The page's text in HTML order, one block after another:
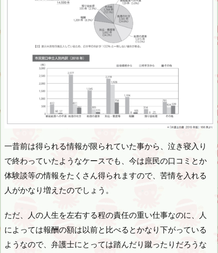
一昔前は得られる情報が限られていた事から、泣き寝入り
で終わっていたようなケースでも、今は庶民の口コミとか
体験談等の情報をたくさん得られますので、苦情を入れる
人がかなり増えたのでしょう。
ただ、人の人生を左右する程の責任の重い仕事なのに、人
によっては報酬の額は以前と比べるとかなり下がっている
ようなので、弁護士にとっては踏んだり蹴ったりだろうな